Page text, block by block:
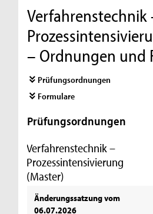
Verfahrenstechnik
– Ordnungen und
Prüfungsordnungen
Formulare
Prüfungsordnungen
Verfahrenstechnik –
Prozessintensivierung
(Master)
Änderungssatzung vom
06.07.2026